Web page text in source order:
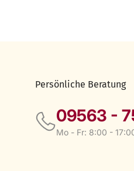
Persönliche Beratung
09563 -
Mo - Fr: 8:00 -